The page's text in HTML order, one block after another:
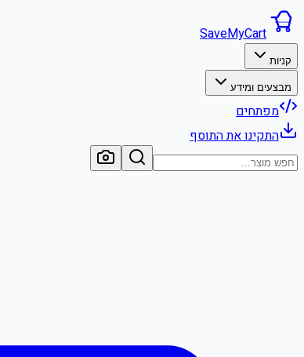
SaveMyCart
קניות
מבצעים ומידע
מפתחים
התקינו את התוסף